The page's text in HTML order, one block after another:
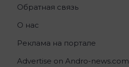
Обратная связь
О нас
Реклама на портале
Advertise on Andro-news.com